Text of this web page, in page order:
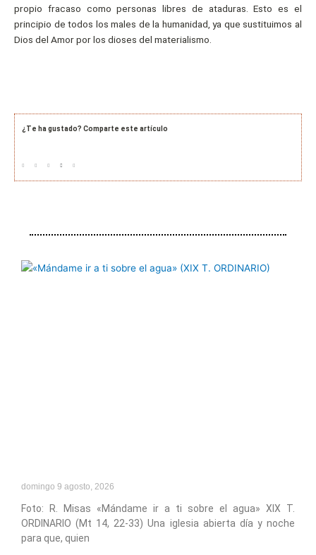
propio fracaso como personas libres de ataduras. Esto es el
principio de todos los males de la humanidad, ya que sustituimos al
Dios del Amor por los dioses del materialismo.
¿Te ha gustado? Comparte este artículo
domingo 9 agosto, 2026
Foto: R. Misas «Mándame ir a ti sobre el agua» XIX T.
ORDINARIO (Mt 14, 22-33) Una iglesia abierta día y noche
para que, quien
PáginaPáginaPáginaPáginaPágina